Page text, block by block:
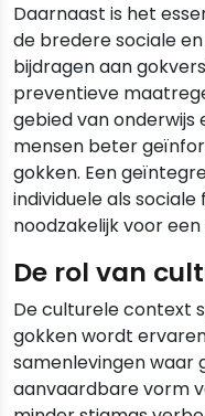
Daarnaast is het
de bredere sociale
bijdragen aan
preventieve
gebied van onderwijs
mensen beter
gokken. Een
individuele als
noodzakelijk voor
De rol van
De culturele context
gokken wordt
samenlevingen waar
aanvaardbare vorm